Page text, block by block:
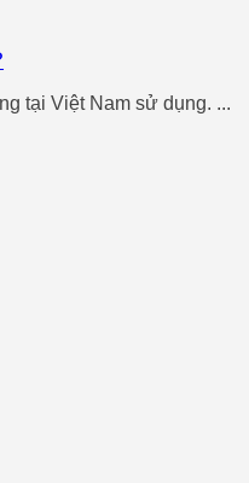
tại Việt Nam sử dụng. ...